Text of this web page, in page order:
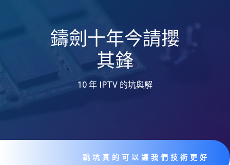
鑄劍十年今請攖
其鋒
10 年 IPTV 的坑與解
跳坑真的可以讓我們技術更好